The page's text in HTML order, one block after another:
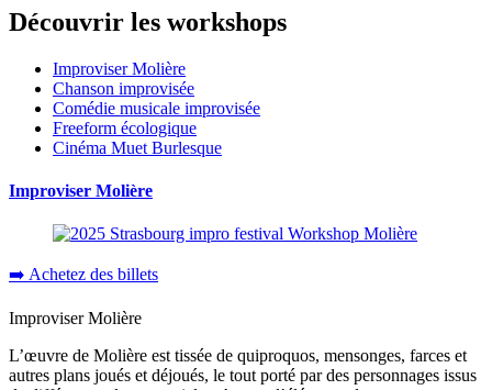
Découvrir les workshops
Improviser Molière
Chanson improvisée
Comédie musicale improvisée
Freeform écologique
Cinéma Muet Burlesque
Improviser Molière
➡️ Achetez des billets
Improviser Molière
L’œuvre de Molière est tissée de quiproquos, mensonges, farces et
autres plans joués et déjoués, le tout porté par des personnages issus